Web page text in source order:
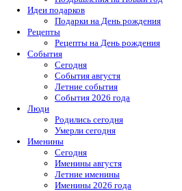
Идеи подарков
Подарки на День рождения
Рецепты
Рецепты на День рождения
События
Cегодня
События августя
Летние события
События 2026 года
Люди
Родились сегодня
Умерли сегодня
Именины
Cегодня
Именины августя
Летние именины
Именины 2026 года